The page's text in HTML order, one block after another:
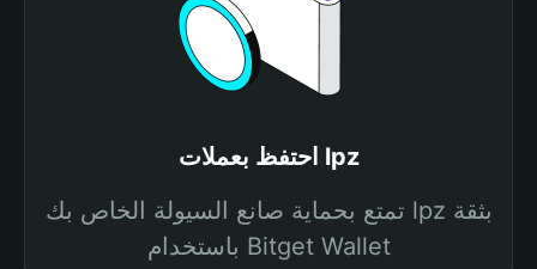
احتفظ بعملات lpz
تمتع بحماية صانع السيولة الخاص بك lpz بثقة
باستخدام Bitget Wallet